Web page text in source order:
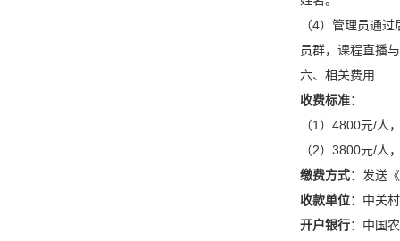
（4）管理员通
员群，课程直播
六、相关费用
收费标准：
（1）4800元/人
（2）3800元/人
缴费方式：发送
收款单位：中关
开户银行：中国